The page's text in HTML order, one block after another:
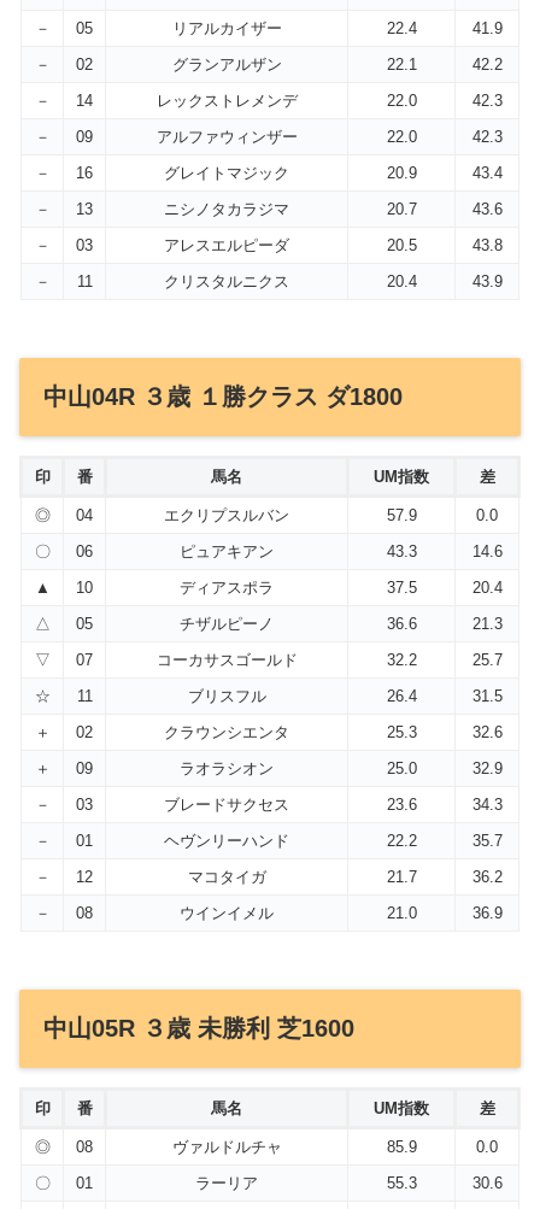
－
05 リアルカイザー 22.4
41.9
－
02 グランアルザン 22.1
42.2
－
14 レックストレメンデ 22.0
42.3
－
09 アルファウィンザー 22.0
42.3
－
16 グレイトマジック 20.9
43.4
－
13 ニシノタカラジマ 20.7
43.6
－
03 アレスエルピーダ 20.5
43.8
－
11 クリスタルニクス 20.4 43.9
中山04R ３歳 １勝クラス ダ1800
印 番 馬名 UM指数 差
◎ 04 エクリプスルバン 57.9
0.0
〇
06 ピュアキアン 43.3
14.6
▲
10 ディアスポラ 37.5
20.4
△
05 チザルピーノ 36.6
21.3
▽
07 コーカサスゴールド 32.2
25.7
☆
11 ブリスフル 26.4
31.5
＋
02 クラウンシエンタ 25.3
32.6
＋
09 ラオラシオン 25.0
32.9
－
03 ブレードサクセス 23.6
34.3
－
01 ヘヴンリーハンド 22.2
35.7
－
12 マコタイガ 21.7
36.2
－
08 ウインイメル 21.0 36.9
中山05R ３歳 未勝利 芝1600
印 番 馬名 UM指数 差
◎ 08 ヴァルドルチャ 85.9
0.0
〇
01 ラーリア 55.3
30.6